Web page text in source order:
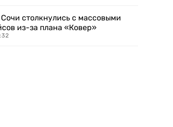
столкнулись с массовыми
из-за плана «Ковер»